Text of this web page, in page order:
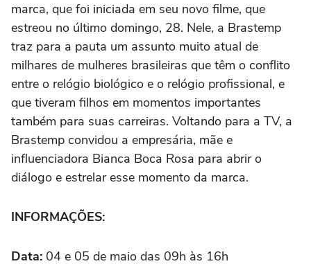
marca, que foi iniciada em seu novo filme, que
estreou no último domingo, 28. Nele, a Brastemp
traz para a pauta um assunto muito atual de
milhares de mulheres brasileiras que têm o conflito
entre o relógio biológico e o relógio profissional, e
que tiveram filhos em momentos importantes
também para suas carreiras. Voltando para a TV, a
Brastemp convidou a empresária, mãe e
influenciadora Bianca Boca Rosa para abrir o
diálogo e estrelar esse momento da marca.
INFORMAÇÕES:
Data: 04 e 05 de maio das 09h às 16h